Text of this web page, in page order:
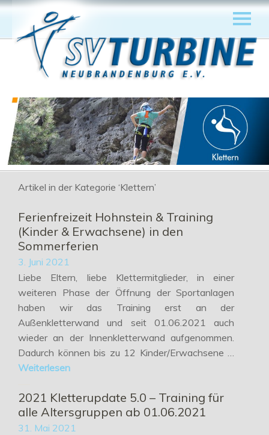
Artikel in der Kategorie ‘Klettern’
Ferienfreizeit Hohnstein & Training
(Kinder & Erwachsene) in den
Sommerferien
3. Juni 2021
Liebe Eltern, liebe Klettermitglieder, in einer
weiteren Phase der Öffnung der Sportanlagen
haben wir das Training erst an der
Außenkletterwand und seit 01.06.2021 auch
wieder an der Innenkletterwand aufgenommen.
Dadurch können bis zu 12 Kinder/Erwachsene …
Weiterlesen
2021 Kletterupdate 5.0 – Training für
alle Altersgruppen ab 01.06.2021
31. Mai 2021